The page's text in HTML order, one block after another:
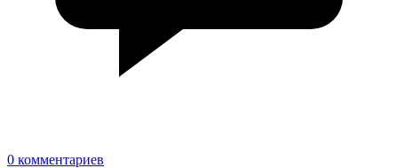
0 комментариев